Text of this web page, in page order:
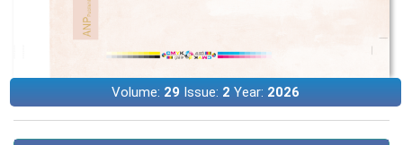
Volume: 29Issue: 2 Year: 2026